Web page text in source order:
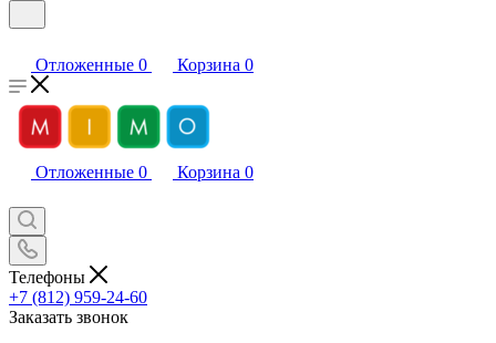
Отложенные 0 Корзина 0
Отложенные 0 Корзина 0
Телефоны
+7 (812) 959-24-60
Заказать звонок